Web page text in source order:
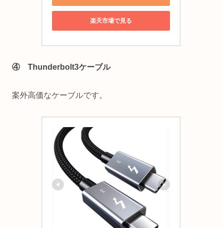
楽天市場で見る
④ Thunderbolt3ケーブル
案外高価なケーブルです。